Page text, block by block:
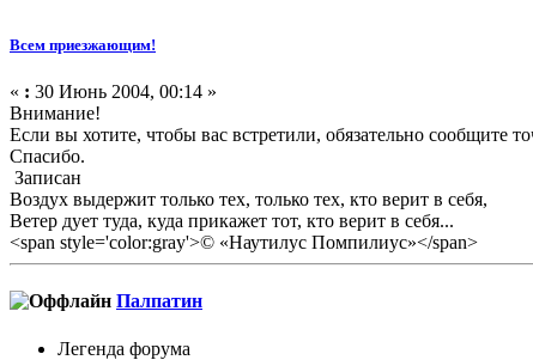
Всем приезжающим!
« : 30 Июнь 2004, 00:14 »
Внимание!
Если вы хотите, чтобы вас встретили, обязательно сообщите
Спасибо.
Записан
Воздух выдержит только тех, только тех, кто верит в себя,
Ветер дует туда, куда прикажет тот, кто верит в себя...
<span style='color:gray'>© «Наутилус Помпилиус»</span>
Палпатин
Легенда форума